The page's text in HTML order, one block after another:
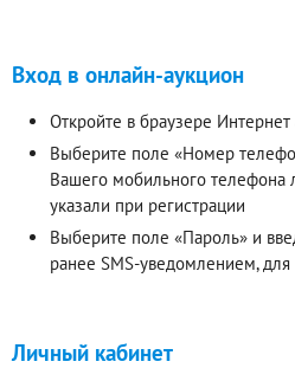
Вход в онлайн-аукцион
Откройте в браузере
Выберите поле «Номер
Вашего мобильного телефона
указали при регистрации
Выберите поле «Пароль» и
ранее SMS-уведомлением,
Личный кабинет